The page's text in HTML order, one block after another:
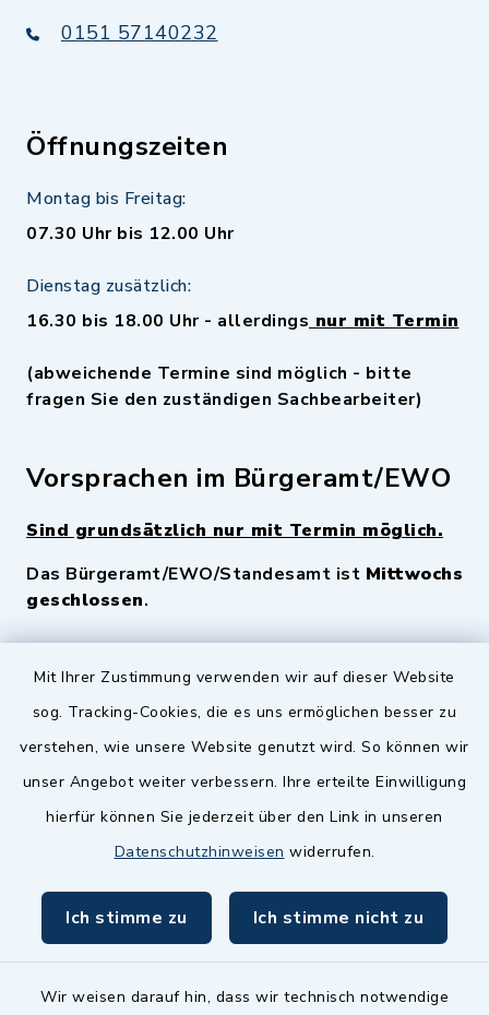
Mit Ihrer Zustimmung verwenden wir auf dieser Website
sog. Tracking-Cookies, die es uns ermöglichen besser zu
verstehen, wie unsere Website genutzt wird. So können wir
unser Angebot weiter verbessern. Ihre erteilte Einwilligung
hierfür können Sie jederzeit über den Link in unseren
Datenschutzhinweisen widerrufen.
Ich stimme zu Ich stimme nicht zu
Wir weisen darauf hin, dass wir technisch notwendige
0151 57140232
Öffnungszeiten
Montag bis Freitag:
07.30 Uhr bis 12.00 Uhr
Dienstag zusätzlich:
16.30 bis 18.00 Uhr - allerdings nur mit Termin
(abweichende Termine sind möglich - bitte
fragen Sie den zuständigen Sachbearbeiter)
Vorsprachen im Bürgeramt/EWO
Sind grundsätzlich nur mit Termin möglich.
Das Bürgeramt/EWO/Standesamt ist Mittwochs
geschlossen.
Quicklinks
Zenngrund Allianz
Dillenberggruppe
inixmedia GmbH